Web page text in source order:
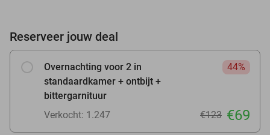
Reserveer jouw deal
Overnachting voor 2 in
standaardkamer + ontbijt +
bittergarnituur
44%
Verkocht: 1.247 €123 €69